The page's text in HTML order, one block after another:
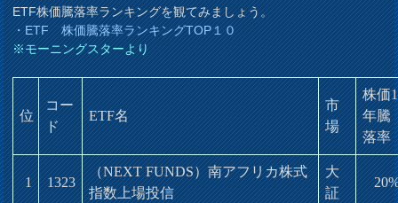
ETF株価騰落率ランキングを観てみましょう。
・ETF 株価騰落率ランキングTOP１０
※モーニングスターより
位
コー
ド
ETF名
市
場
株価1
年騰
落率
1 1323
（NEXT FUNDS）南アフリカ株式
指数上場投信
大
証